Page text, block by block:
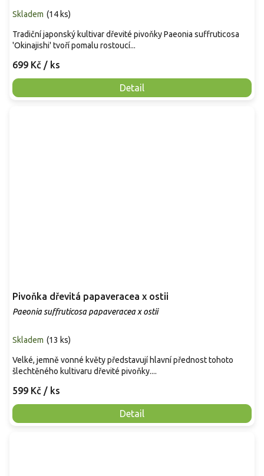
Skladem (14 ks)
699 Kč / ks
Detail
Tradiční japonský kultivar dřevité pivoňky Paeonia suffruticosa
'Okinajishi' tvoří pomalu rostoucí...
Pivoňka dřevitá papaveracea x ostii
Paeonia suffruticosa papaveracea x ostii
Skladem (13 ks)
599 Kč / ks
Detail
Velké, jemně vonné květy představují hlavní přednost tohoto
šlechtěného kultivaru dřevité pivoňky....